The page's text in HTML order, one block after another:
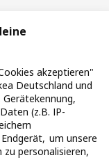
2-4, 65719 Hofheim-
Impressum
akzeptieren"
Deutschland und
(z.B. IP-
um unsere
personalisieren,